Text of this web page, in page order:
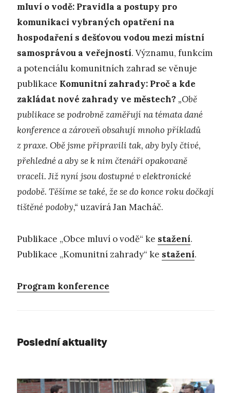
mluví o vodě: Pravidla a postupy pro
komunikaci vybraných opatření na
hospodaření s dešťovou vodou mezi místní
samosprávou a veřejností. Významu, funkcím
a potenciálu komunitních zahrad se věnuje
publikace Komunitní zahrady: Proč a kde
zakládat nové zahrady ve městech? „Obě
publikace se podrobně zaměřují na témata dané
konference a zároveň obsahují mnoho příkladů
z praxe. Obě jsme připravili tak, aby byly čtivé,
přehledné a aby se k nim čtenáři opakovaně
vraceli. Již nyní jsou dostupné v elektronické
podobě. Těšíme se také, že se do konce roku dočkají
tištěné podoby,“ uzavírá Jan Macháč.
Publikace „Obce mluví o vodě“ ke stažení.
Publikace „Komunitní zahrady“ ke stažení.
Program konference
Poslední aktuality